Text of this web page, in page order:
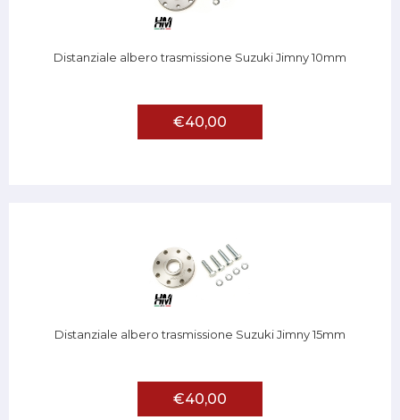
Distanziale albero trasmissione Suzuki Jimny 10mm
€40,00
Distanziale albero trasmissione Suzuki Jimny 15mm
€40,00